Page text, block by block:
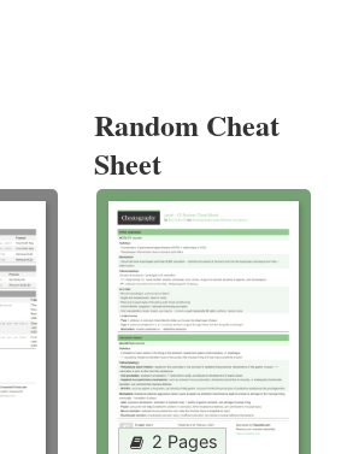
Random Cheat
Sheet
2 Pages